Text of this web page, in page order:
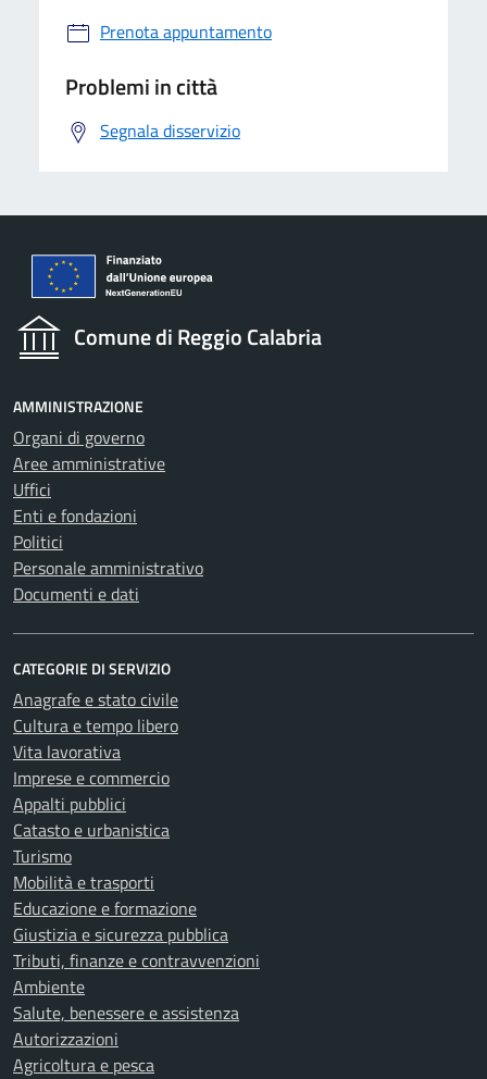
Prenota appuntamento
Problemi in città
Segnala disservizio
Comune di Reggio Calabria
AMMINISTRAZIONE
Organi di governo
Aree amministrative
Uffici
Enti e fondazioni
Politici
Personale amministrativo
Documenti e dati
CATEGORIE DI SERVIZIO
Anagrafe e stato civile
Cultura e tempo libero
Vita lavorativa
Imprese e commercio
Appalti pubblici
Catasto e urbanistica
Turismo
Mobilità e trasporti
Educazione e formazione
Giustizia e sicurezza pubblica
Tributi, finanze e contravvenzioni
Ambiente
Salute, benessere e assistenza
Autorizzazioni
Agricoltura e pesca